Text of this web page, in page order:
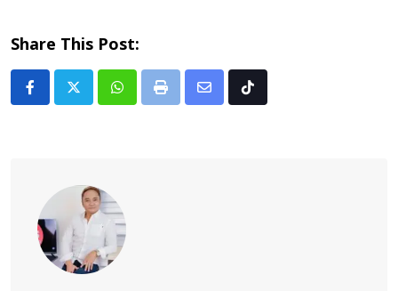
Share This Post:
Whatsapp
Print
Share Tiktok